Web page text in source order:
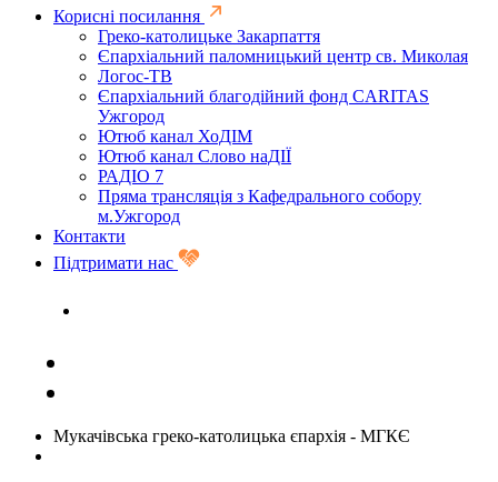
Корисні посилання
Греко-католицьке Закарпаття
Єпархіальний паломницький центр св. Миколая
Логос-ТВ
Єпархіальний благодійний фонд CARITAS
Ужгород
Ютюб канал ХоДІМ
Ютюб канал Слово наДІЇ
РАДІО 7
Пряма трансляція з Кафедрального собору
м.Ужгород
Контакти
Підтримати нас
Мукачівська греко-католицька єпархія - МГКЄ